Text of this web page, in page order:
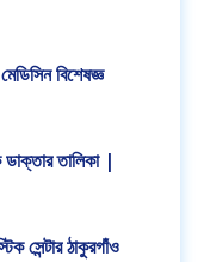
বিশেষজ্ঞ
ডাক্তার তালিকা |
সেন্টার ঠাকুরগাঁও